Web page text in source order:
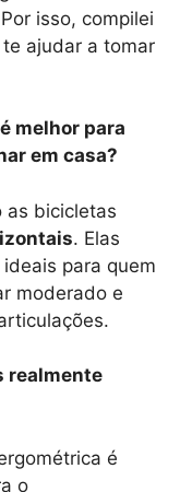
isso, compilei
ajudar a tomar
melhor para
em casa?
as bicicletas
. Elas
para quem
moderado e
realmente
é
o